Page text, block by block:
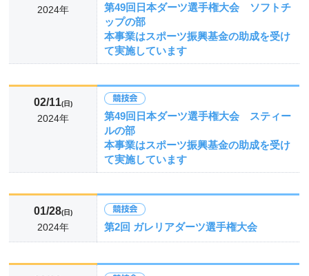
2024年
第49回日本ダーツ選手権大会 ソフトチ
ップの部
本事業はスポーツ振興基金の助成を受け
て実施しています
02/11(日)
2024年
第49回日本ダーツ選手権大会 スティー
ルの部
本事業はスポーツ振興基金の助成を受け
て実施しています
01/28(日)
2024年 第2回 ガレリアダーツ選手権大会